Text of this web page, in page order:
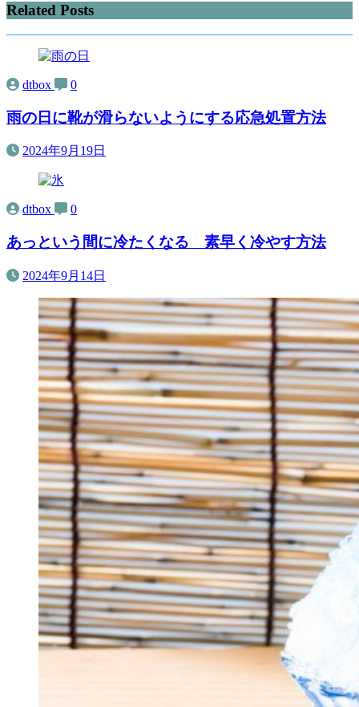
Related Posts
dtbox 0
雨の日に靴が滑らないようにする応急処置方法
2024年9月19日
dtbox 0
あっという間に冷たくなる 素早く冷やす方法
2024年9月14日